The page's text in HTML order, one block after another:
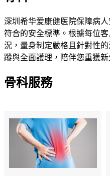
深圳希华爱康健医院保障病
符合的安全標準。根據每位
況，量身制定嚴格且針對性
蹤與全面護理，陪伴您重獲新
骨科服務